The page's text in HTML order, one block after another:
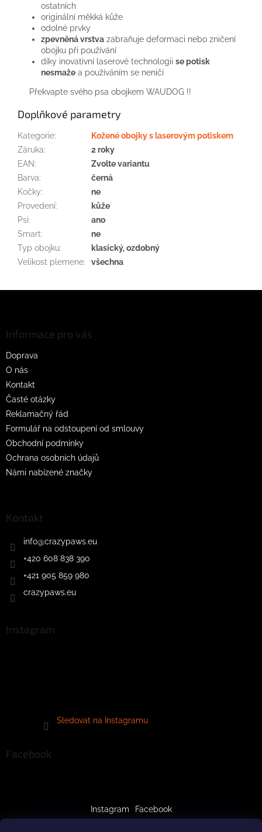
ostatních
originální měkká kůže
odolné prvky
zpevněnávrstva zabraňuje deformaci nebo zničení
obojku při používání
díky inovativní laserové technologii sepotisk
nesmaže a používáním se neničí
Překvapte svého psa obojkem WAUDOG !!
Doplňkové parametry
Kategorie:
Kožené obojky s laserovým potiskem
Záruka:
2 roky
EAN:
Zvolte variantu
Barva:
černá
Kočky:
ne
Provedení:
kůže
Psi:
ano
Smart:
ne
Typ obojku:
klasický, ozdobný
Velikost plemene: všechna
Informace pro vás
Doprava
O nás
Kontakt
Časté otázky
Reklamačný řád
Formulář na odstoupení od smlouvy
Obchodní podmínky
Ochrana osobních údajů
Námi nabízené značky
Kontakt
info@crazypaws.eu
+420 608 838 390
+421 905 859 980
crazypaws.eu
Instagram
Sledovat na Instagramu
Facebook
Instagram Facebook